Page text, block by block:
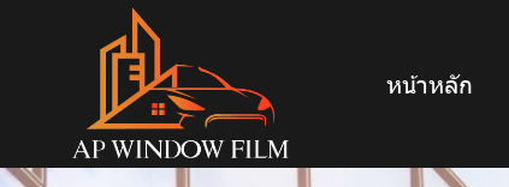
หน้าหลัก